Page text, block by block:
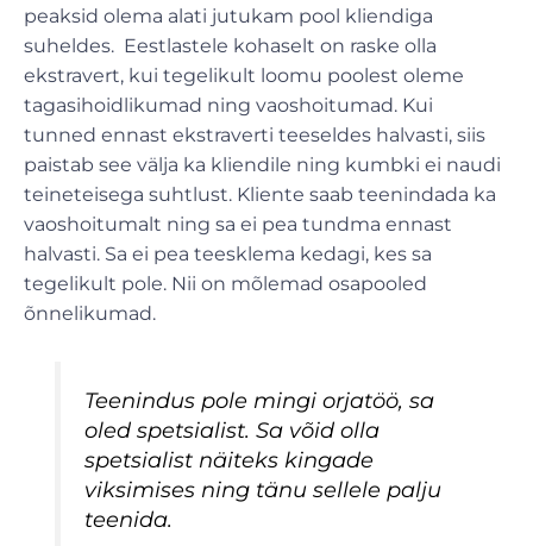
peaksid olema alati jutukam pool kliendiga
suheldes. Eestlastele kohaselt on raske olla
ekstravert, kui tegelikult loomu poolest oleme
tagasihoidlikumad ning vaoshoitumad. Kui
tunned ennast ekstraverti teeseldes halvasti, siis
paistab see välja ka kliendile ning kumbki ei naudi
teineteisega suhtlust. Kliente saab teenindada ka
vaoshoitumalt ning sa ei pea tundma ennast
halvasti. Sa ei pea teesklema kedagi, kes sa
tegelikult pole. Nii on mõlemad osapooled
õnnelikumad.
Teenindus pole mingi orjatöö, sa
oled spetsialist. Sa võid olla
spetsialist näiteks kingade
viksimises ning tänu sellele palju
teenida.